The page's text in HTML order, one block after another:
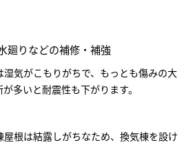
用・賃貸経営をご検討の方
経営を目指すオーナー様まで、賃貸経営
くお届けします。
・賃貸経営
フォームをご検討の方
工夫など、理想の住まいを叶えるリフォ
富にご用意しています。
ます。
ョン
リフォーム工事ご契約者さまとミサワホ
ンサイト。お得・便利・安心なコンテン
廻りなどの補修・補強
湿気がこもりがちで、もっとも傷みの大
多いと耐震性も下がります。
根は結露しがちなため、換気棟を設け